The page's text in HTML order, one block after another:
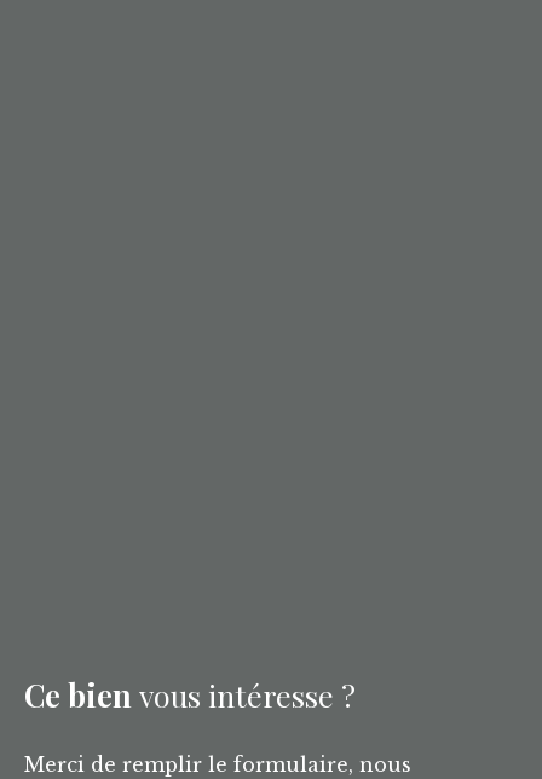
Ce bien vous intéresse ?
Merci de remplir le formulaire, nous